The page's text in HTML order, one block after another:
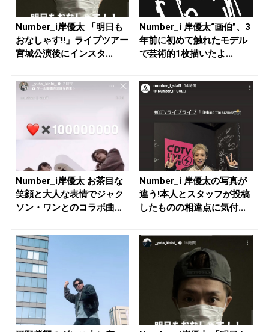
Number_i岸優太 「明日も
おなしゃす!!」ライブツアー
宮城公演後にインスタ...
Number_i 岸優太“画伯”、3
年前に初めて触れたモデル
で芸術的1枚描いたよ...
Number_i岸優太 お茶目な
笑顔と大人な表情でジャク
ソン・ワンとのコラボ曲
Number_i 岸優太の写真が
違う!本人とスタッフが投稿
したものの相違点に気付...